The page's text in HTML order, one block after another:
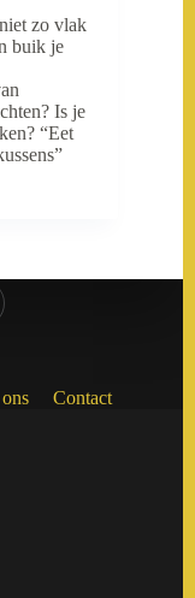
zo vlak
buik je
Is je
“Eet
Contact